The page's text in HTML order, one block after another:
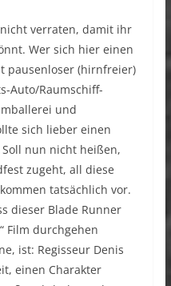
verraten, damit ihr
Wer sich hier einen
pausenloser (hirnfreier)
Auto/Raumschiff-
und
sich lieber einen
nun nicht heißen,
zugeht, all diese
tatsächlich vor.
dieser Blade Runner
Film durchgehen
ist: Regisseur Denis
einen Charakter